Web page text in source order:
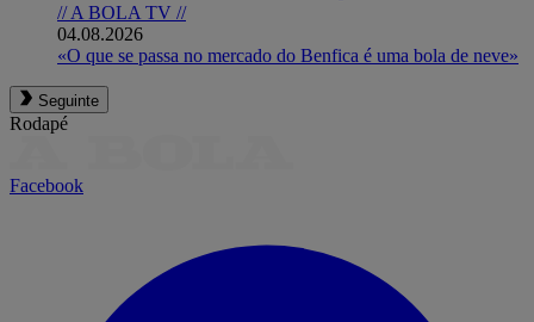
// A BOLA TV //
04.08.2026
«O que se passa no mercado do Benfica é uma bola de neve»
Seguinte
Rodapé
Facebook